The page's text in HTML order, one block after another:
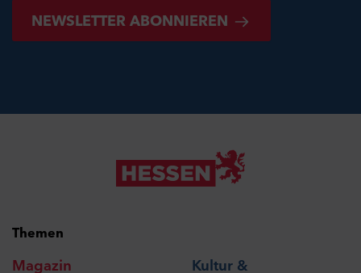
NEWSLETTER ABONNIEREN
Themen
Magazin
Kultur &